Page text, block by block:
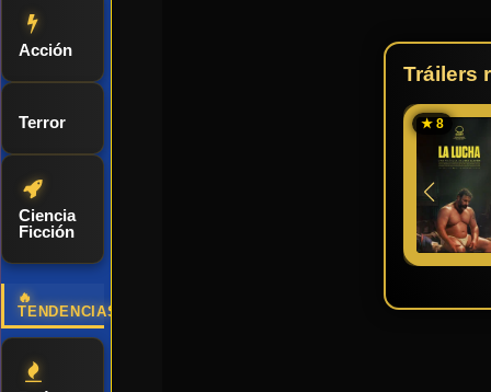
Acción
Terror
Ciencia
Ficción
🔥
TENDENCIAS
Tráilers
★ 8